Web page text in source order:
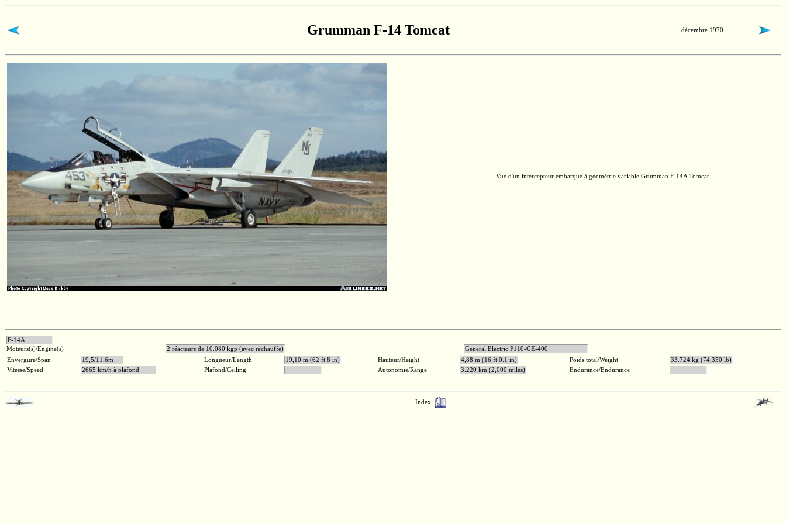
Grumman F-14 Tomcat décembre 1970
Vue d'un intercepteur embarqué à géométrie variable Grumman F-14A Tomcat.
F-14A
Moteurs(s)/Engine(s)
2 réacteurs de 10.080 kgp (avec réchauffe)
General Electric F110-GE-400
Envergure/Span
19,5/11,6m Longueur/Length 19,10 m (62 ft 8 in) Hauteur/Height 4,88 m (16 ft 0.1 in) Poids total/Weight
33.724 kg (74,350 lb)
Vitesse/Speed
2665 km/h à plafond Plafond/Ceiling Autonomie/Range 3.220 km (2,000 miles) Endurance/Endurance
Index